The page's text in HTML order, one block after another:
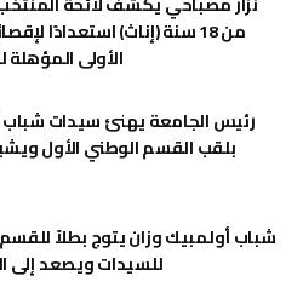
من 18 سنة (إناث) استعدادًا
الأولى
رئيس الجامعة يهنئ سيدات شباب
بلقب القسم الوطني الأول
شباب أولمبيك وزان يتوج بطلاً
للسيدات ويصعد إلى